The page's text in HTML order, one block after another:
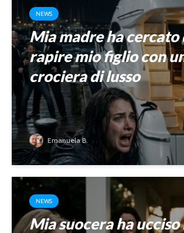
NEWS
Mia madre ha cercato
rapire mio figlio con
crociera di lusso
Emanuela B.
NEWS
Mia suocera ha